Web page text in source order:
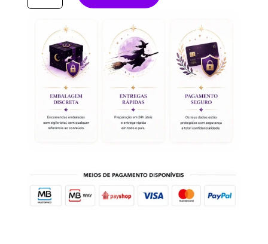
Mão
Fátima
Turco